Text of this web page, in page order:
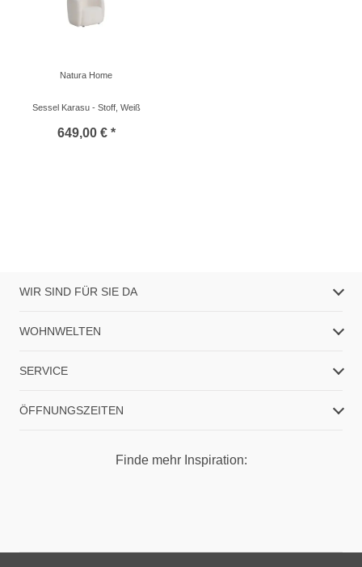
Natura Home
Sessel Karasu - Stoff, Weiß
649,00 € *
WIR SIND FÜR SIE DA
WOHNWELTEN
SERVICE
ÖFFNUNGSZEITEN
Finde mehr Inspiration: